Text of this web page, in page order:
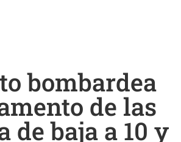
bombardea
de las
de baja a 10 y